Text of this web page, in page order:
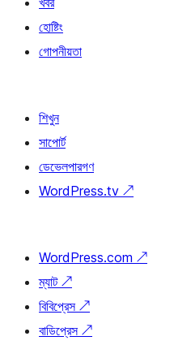
হোষ্টিং
গোপনীয়তা
শিখুন
সাপোর্ট
ডেভেলপারগণ
WordPress.tv ↗
WordPress.com ↗
ম্যাট ↗
বিবিপ্রেস ↗
বাডিপ্রেস ↗